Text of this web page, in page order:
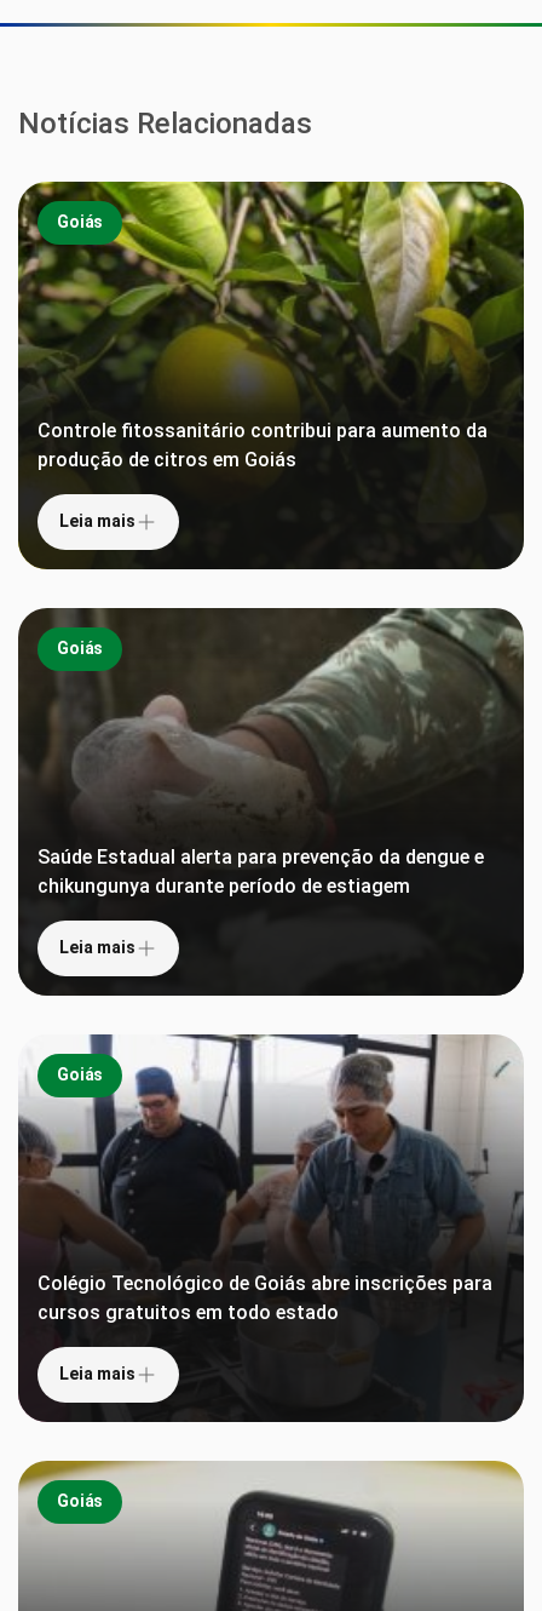
Notícias Relacionadas
Goiás
Controle fitossanitário contribui para aumento da
produção de citros em Goiás
Leia mais
Goiás
Saúde Estadual alerta para prevenção da dengue e
chikungunya durante período de estiagem
Leia mais
Goiás
Colégio Tecnológico de Goiás abre inscrições para
cursos gratuitos em todo estado
Leia mais
Goiás